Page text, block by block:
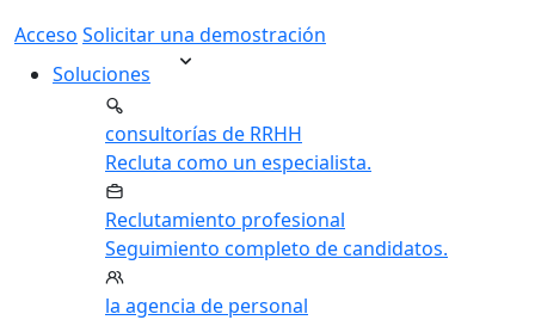
Acceso Solicitar una demostración
Soluciones
consultorías de RRHH
Recluta como un especialista.
Reclutamiento profesional
Seguimiento completo de candidatos.
la agencia de personal